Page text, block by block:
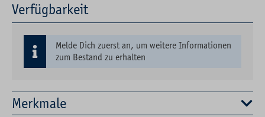
Merkmale
Verfügbarkeit
Melde Dich zuerst an, um weitere Informationen
zum Bestand zu erhalten